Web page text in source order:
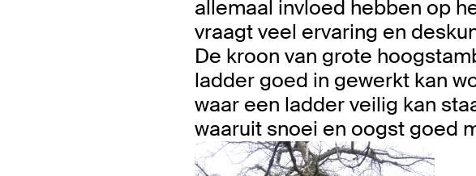
allemaal invloed hebben op
vraagt veel ervaring en
De kroon van grote
ladder goed in gewerkt kan
waar een ladder veilig kan
waaruit snoei en oogst goed